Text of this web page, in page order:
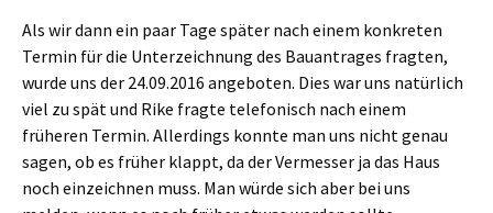
Als wir dann ein paar Tage später nach einem konkreten
Termin für die Unterzeichnung des Bauantrages fragten,
wurde uns der 24.09.2016 angeboten. Dies war uns natürlich
viel zu spät und Rike fragte telefonisch nach einem
früheren Termin. Allerdings konnte man uns nicht genau
sagen, ob es früher klappt, da der Vermesser ja das Haus
noch einzeichnen muss. Man würde sich aber bei uns